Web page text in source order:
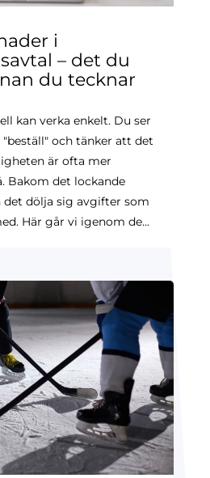
i
– det du
du tecknar
kan verka enkelt. Du ser
och tänker att det
är ofta mer
Bakom det lockande
det dölja sig avgifter som
Här går vi igenom de...